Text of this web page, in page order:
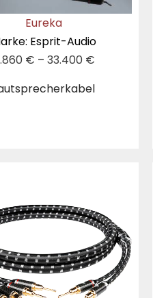
Eureka
Esprit-Audio
€ – 33.400 €